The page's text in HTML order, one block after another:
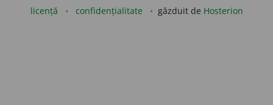
licență confidențialitate găzduit de Hosterion